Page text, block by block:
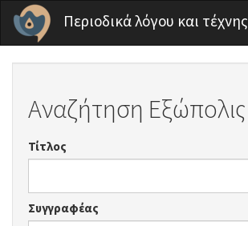
Παράκαμψη προς το κυρίως περιεχόμενο
Περιοδικά λόγου και τέχνης
Αναζήτηση Εξώπολις
Τίτλος
Συγγραφέας